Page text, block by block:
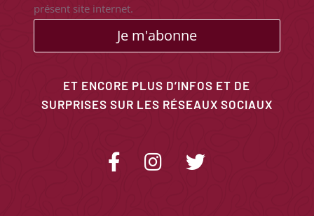
présent site internet.
Je m'abonne
ET ENCORE PLUS D’INFOS ET DE
SURPRISES SUR LES RÉSEAUX SOCIAUX